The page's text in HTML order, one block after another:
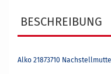
BESCHREIBUNG
Alko 21873710